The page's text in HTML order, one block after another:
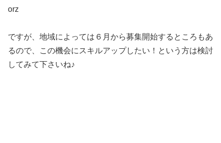
orz
ですが、地域によっては６月から募集開始するところもあ
るので、この機会にスキルアップしたい！という方は検討
してみて下さいね♪